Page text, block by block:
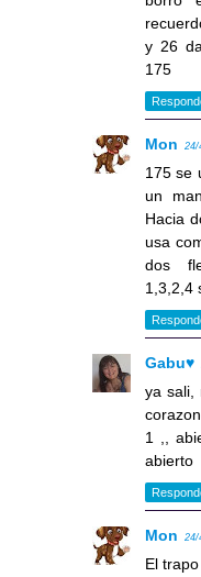
y 26
175
Mon 24/
175 se
un
Hacia
usa
dos
1,3,2,4
Gabu♥
ya sali,
1 ,,
abierto
Mon 24/
El